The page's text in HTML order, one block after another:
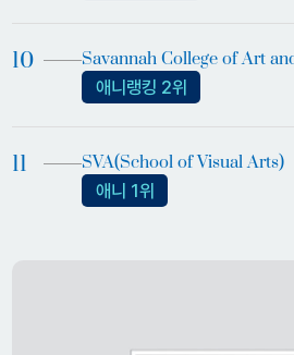
Savannah College of Art
애니랭킹 2위
SVA(School of Visual Arts)
애니 1위